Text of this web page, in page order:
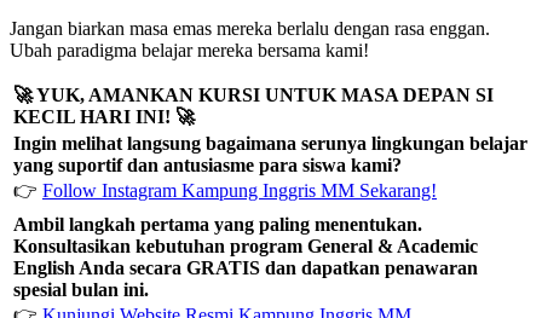
Jangan biarkan masa emas mereka berlalu dengan rasa enggan.
Ubah paradigma belajar mereka bersama kami!
🚀 YUK, AMANKAN KURSI UNTUK MASA DEPAN SI
KECIL HARI INI! 🚀
Ingin melihat langsung bagaimana serunya lingkungan belajar
yang suportif dan antusiasme para siswa kami?
👉 Follow Instagram Kampung Inggris MM Sekarang!
Ambil langkah pertama yang paling menentukan.
Konsultasikan kebutuhan program General & Academic
English Anda secara GRATIS dan dapatkan penawaran
spesial bulan ini.